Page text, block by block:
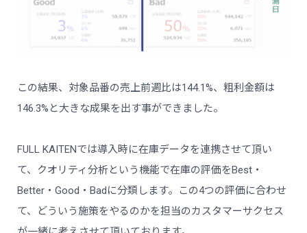
この結果、対象品番の売上前週比は144.1%、粗利金額は
146.3%と大きな成果を出す事ができました。
FULL KAITENでは導入時に在庫データを連携させて頂い
て、クオリティ分析という機能で在庫の評価をBest・
Better・Good・Badに分類します。この4つの評価に合わせ
て、どういう施策をやるのかを担当のカスタマーサクセス